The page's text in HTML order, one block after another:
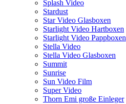
Splash Video
Stardust
Star Video Glasboxen
Starlight Video Hartboxen
Starlight Video Pappboxen
Stella Video
Stella Video Glasboxen
Summit
Sunrise
Sun Video Film
Super Video
Thorn Emi große Einleger